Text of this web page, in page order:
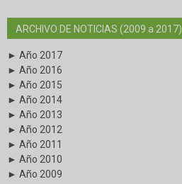
ARCHIVO DE NOTICIAS (2009 a 2017)
► Año 2017
► Año 2016
► Año 2015
► Año 2014
► Año 2013
► Año 2012
► Año 2011
► Año 2010
► Año 2009